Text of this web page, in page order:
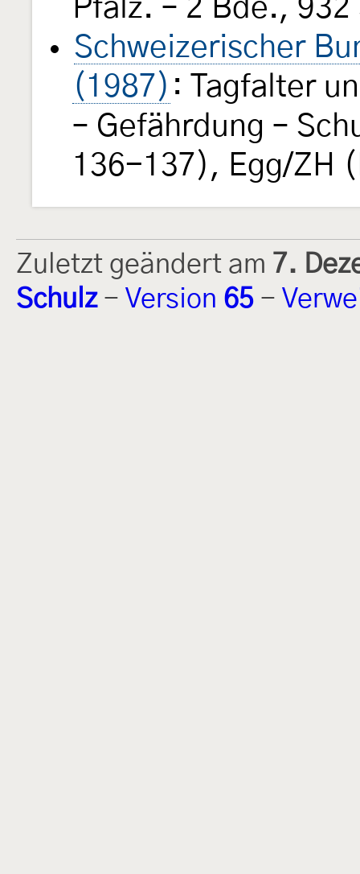
Pfalz. – 2 Bde.,
Schweizerischer
(1987) : Tagfalter
– Gefährdung –
136-137), Egg/ZH
Zuletzt geändert am 7.
Schulz- Version 65 -